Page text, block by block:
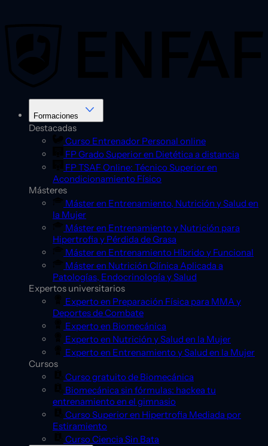
Formaciones
Destacadas
Curso Entrenador Personal online
FP Grado Superior en Dietética a distancia
FP TSAF Online: Técnico Superior en
Acondicionamiento Físico
Másteres
Máster en Entrenamiento, Nutrición y Salud en
la Mujer
Máster en Entrenamiento y Nutrición para
Hipertrofia y Pérdida de Grasa
Máster en Entrenamiento Híbrido y Funcional
Máster en Nutrición Clínica Aplicada a
Patologías, Endocrinología y Salud
Expertos universitarios
Experto en Preparación Física para MMA y
Deportes de Combate
Experto en Biomecánica
Experto en Nutrición y Salud en la Mujer
Experto en Entrenamiento y Salud en la Mujer
Cursos
Curso gratuito de Biomecánica
Biomecánica sin fórmulas: hackea tu
entrenamiento en el gimnasio
Curso Superior en Hipertrofia Mediada por
Estiramiento
Curso Ciencia Sin Bata